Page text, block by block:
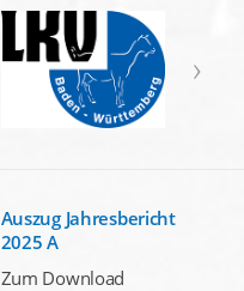
Auszug Jahresbericht
2025 A
Zum Download